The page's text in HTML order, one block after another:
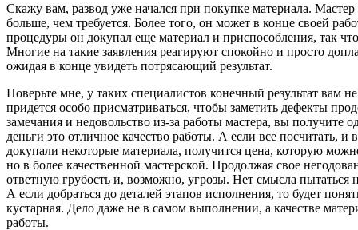
Скажу вам, развод уже начался при покупке материала. Мастер
больше, чем требуется. Более того, он может в конце своей
процедуры он докупал еще материал и приспособления, так
Многие на такие заявления реагируют спокойно и просто
ожидая в конце увидеть потрясающий результат.
Поверьте мне, у таких специалистов конечный результат вам
придется особо присматриваться, чтобы заметить дефекты
замечания и недовольство из-за работы мастера, вы получите
деньги это отличное качество работы. А если все посчитать, и
докупали некоторые материала, получится цена, которую
но в более качественной мастерской. Продолжая свое
ответную грубость и, возможно, угрозы. Нет смысла пытаться
А если добраться до деталей этапов исполнения, то будет
кустарная. Дело даже не в самом выполнении, а качестве
работы.